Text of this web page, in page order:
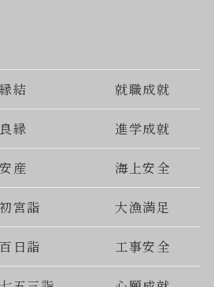
縁結 就職成就
良縁 進学成就
安産 海上安全
初宮詣 大漁満足
百日詣 工事安全